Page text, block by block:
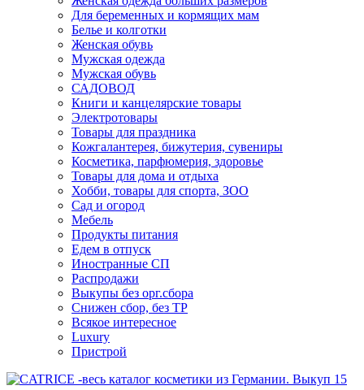
Для беременных и кормящих мам
Белье и колготки
Женская обувь
Мужская одежда
Мужская обувь
САДОВОД
Книги и канцелярские товары
Электротовары
Товары для праздника
Кожгалантерея, бижутерия, сувениры
Косметика, парфюмерия, здоровье
Товары для дома и отдыха
Хобби, товары для спорта, ЗОО
Сад и огород
Мебель
Продукты питания
Едем в отпуск
Иностранные СП
Распродажи
Выкупы без орг.сбора
Снижен сбор, без ТР
Всякое интересное
Luxury
Пристрой